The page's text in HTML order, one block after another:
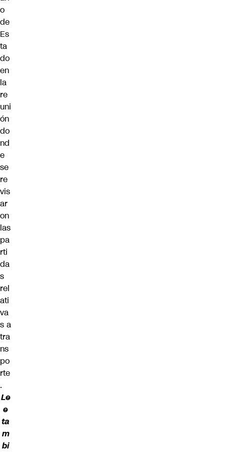
o
de
Es
ta
do
en
la
re
uni
ón
do
nd
e
se
re
vis
ar
on
las
pa
rti
da
s
rel
ati
va
s a
tra
ns
po
rte
.
Le
e
ta
m
bi